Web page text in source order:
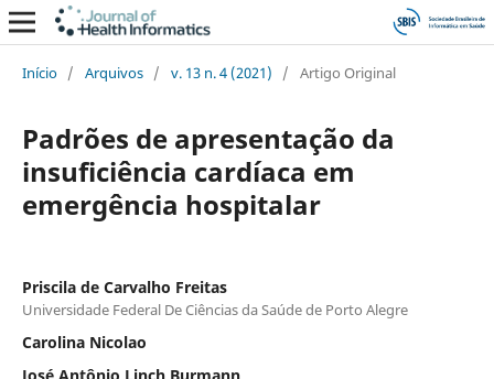
Início / Arquivos / v. 13 n. 4 (2021) / Artigo Original
Padrões de apresentação da
insuficiência cardíaca em
emergência hospitalar
Priscila de Carvalho Freitas
Universidade Federal De Ciências da Saúde de Porto Alegre
Carolina Nicolao